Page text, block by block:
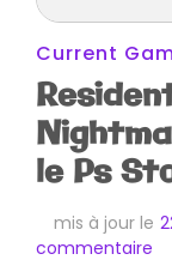
Current
le Ps
mis à jour le
commentaire